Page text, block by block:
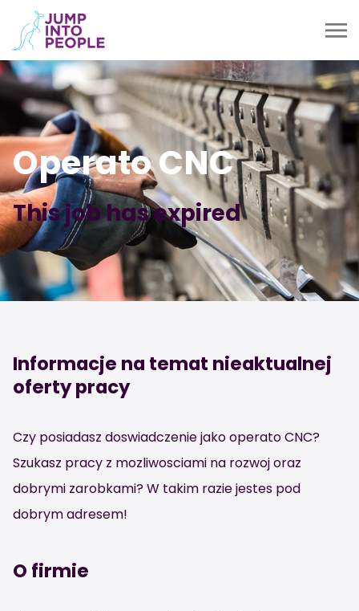
Operato CNC
This job has expired
Informacje na temat nieaktualnej
oferty pracy
Czy posiadasz doswiadczenie jako operato CNC?
Szukasz pracy z mozliwosciami na rozwoj oraz
dobrymi zarobkami? W takim razie jestes pod
dobrym adresem!
O firmie